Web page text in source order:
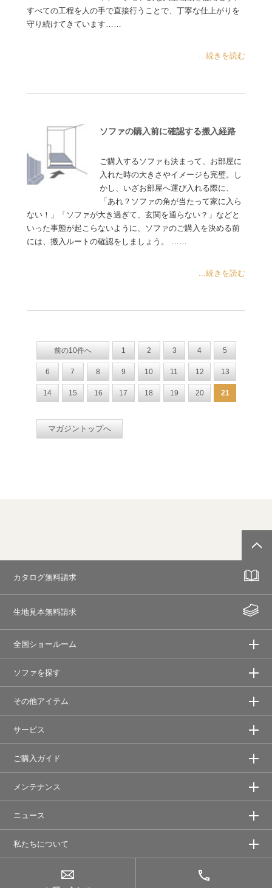
すべての工程を人の手で直接行うことで、丁寧な仕上がりを
守り続けてきています……
...続きを読む
ソファの購入前に確認する搬入経路
ご購入するソファも決まって、お部屋に
入れた時の大きさやイメージも完璧。し
かし、いざお部屋へ運び入れる際に、
「あれ？ソファの角が当たって家に入ら
ない！」「ソファが大き過ぎて、玄関を通らない？」などと
いった事態が起こらないように、ソファのご購入を決める前
には、搬入ルートの確認をしましょう。 ……
...続きを読む
前の10件へ 1 2 3 4 5
6 7 8 9 10 11 12 13
14 15 16 17 18 19 20 21
マガジントップへ
カタログ無料請求
生地見本無料請求
全国ショールーム
ソファを探す
その他アイテム
サービス
ご購入ガイド
メンテナンス
ニュース
私たちについて